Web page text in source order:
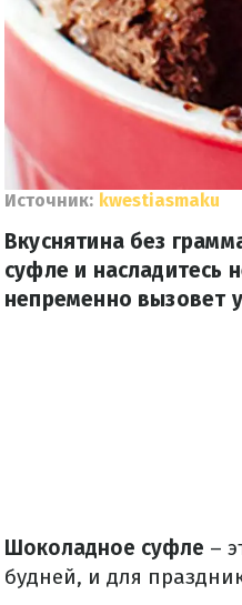
Источник: kwestiasmaku
Вкуснятина без
суфле и насладитесь
непременно вызовет
Шоколадное суфле –
будней, и для